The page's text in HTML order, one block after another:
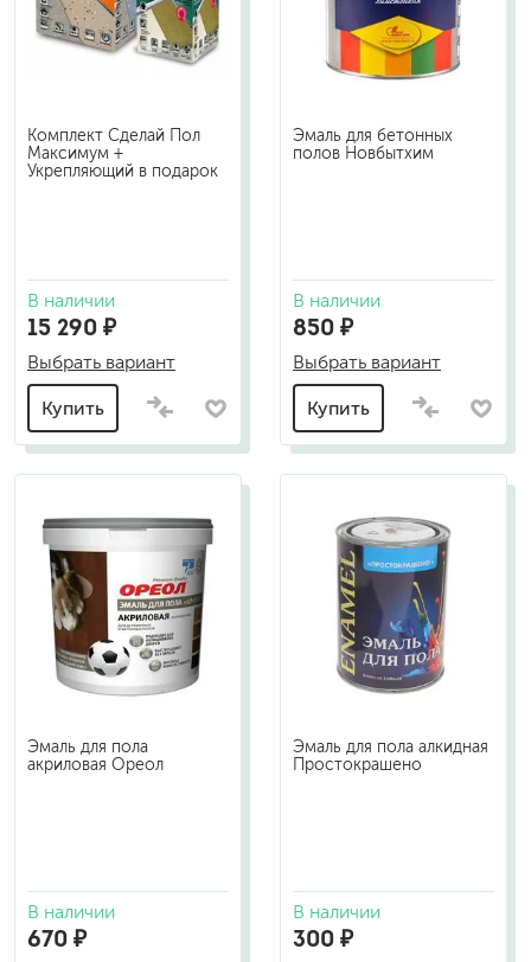
Комплект Сделай Пол
Максимум +
Укрепляющий в подарок
В наличии
15 290 ₽
Выбрать вариант
Купить
Эмаль для бетонных
полов Новбытхим
В наличии
850 ₽
Выбрать вариант
Купить
Эмаль для пола
акриловая Ореол
В наличии
670 ₽
Эмаль для пола алкидная
Простокрашено
В наличии
300 ₽